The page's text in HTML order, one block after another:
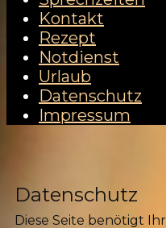
Kontakt
Rezept
Notdienst
Urlaub
Datenschutz
Impressum
Datenschutz
Diese Seite benötigt